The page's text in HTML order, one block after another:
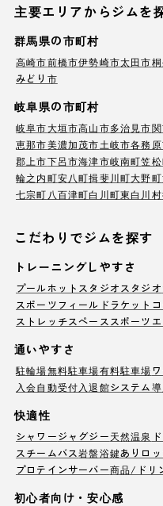
主要エリアからジムを
群馬県の市町村
高崎市前橋市伊勢崎市太田市
みどり市
岐阜県の市町村
岐阜市大垣市高山市多治見市
恵那市美濃加茂市土岐市各務
郡上市下呂市海津市岐南町笠
輪之内町安八町揖斐川町大野町
七宗町 八百津町白川町東白川村
こだわりでジムを探す
トレーニングしやすさ
プールホットスタジオ スタジオ
スポーツフィールド ラケット
ストレッチスペース スポーツ
通いやすさ
駐輪場無料駐車場有料駐車場
入会自動受付 入退館システム
快適性
シャワージャグジー天然温泉
スチームバス岩盤浴鍵ありロ
プロテインサーバー商品/ドリ
初心者向け・安心感